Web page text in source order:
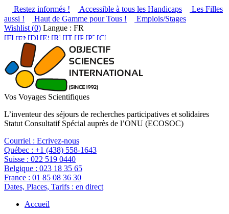
Restez informés ! Accessible à tous les Handicaps
Les Filles
aussi !
Haut de Gamme pour Tous !
Emplois/Stages
Wishlist (0) Langue : FR
Vos Voyages Scientifiques
L’inventeur des séjours de recherches participatives et solidaires
Statut Consultatif Spécial auprès de l’ONU (ECOSOC)
Courriel : Ecrivez-nous
Québec : +1 (438) 558-1643
Suisse : 022 519 0440
Belgique : 023 18 35 65
France : 01 85 08 36 30
Dates, Places, Tarifs : en direct
Accueil